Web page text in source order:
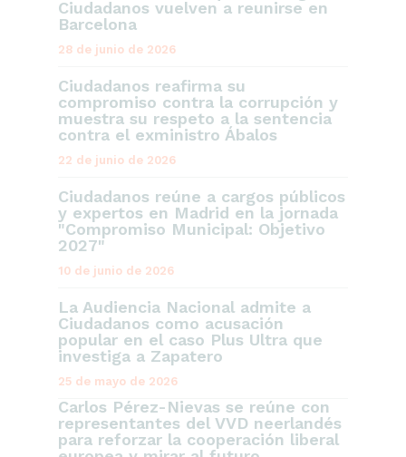
Ciudadanos vuelven a reunirse en
Barcelona
28 de junio de 2026
Ciudadanos reafirma su
compromiso contra la corrupción y
muestra su respeto a la sentencia
contra el exministro Ábalos
22 de junio de 2026
Ciudadanos reúne a cargos públicos
y expertos en Madrid en la jornada
"Compromiso Municipal: Objetivo
2027"
10 de junio de 2026
La Audiencia Nacional admite a
Ciudadanos como acusación
popular en el caso Plus Ultra que
investiga a Zapatero
25 de mayo de 2026
Carlos Pérez-Nievas se reúne con
representantes del VVD neerlandés
para reforzar la cooperación liberal